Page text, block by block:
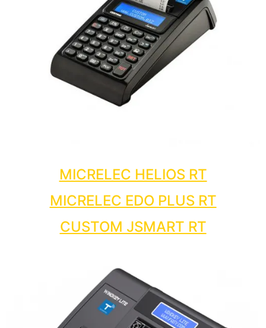
MICRELEC HELIOS RT
MICRELEC EDO PLUS RT
CUSTOM JSMART RT